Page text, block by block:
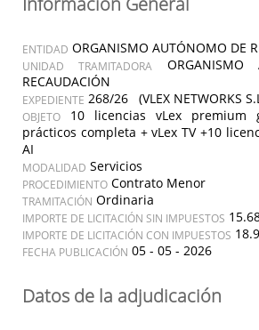
ENTIDAD ORGANISMO AUTÓNOMO DE
UNIDAD TRAMITADORA
ORGANISMO
RECAUDACIÓN
EXPEDIENTE 268/26 (VLEX NETWORKS
OBJETO
10 licencias vLex premium
prácticos completa + vLex TV +10
AI
MODALIDAD Servicios
PROCEDIMIENTO Contrato Menor
TRAMITACIÓN Ordinaria
IMPORTE DE LICITACIÓN SIN IMPUESTOS
IMPORTE DE LICITACIÓN CON IMPUESTOS
FECHA PUBLICACIÓN 05 - 05 - 2026
Datos de la adjudicación